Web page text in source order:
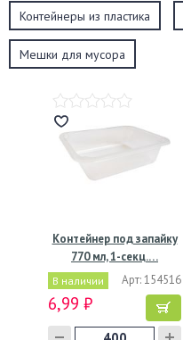
Контейнеры из пластика
Мешки для мусора
Контейнер под запайку
770 мл, 1-секц.…
В наличии Арт: 154516
6,99 ₽